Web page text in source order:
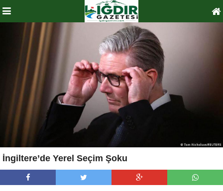
İngiltere’de Yerel Seçim Şoku